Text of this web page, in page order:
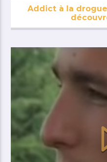
Addict à la